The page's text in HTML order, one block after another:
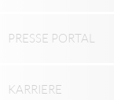
PRESSE PORTAL
KARRIERE